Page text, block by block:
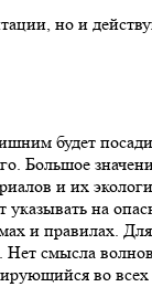
но и
будет
Большое
и их
на
и правилах.
смысла
во